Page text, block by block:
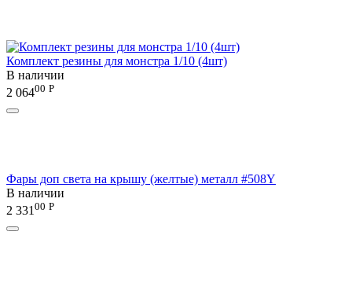
Комплект резины для монстра 1/10 (4шт)
В наличии
2 06400 Р
Фары доп света на крышу (желтые) металл #508Y
В наличии
2 331 00 Р